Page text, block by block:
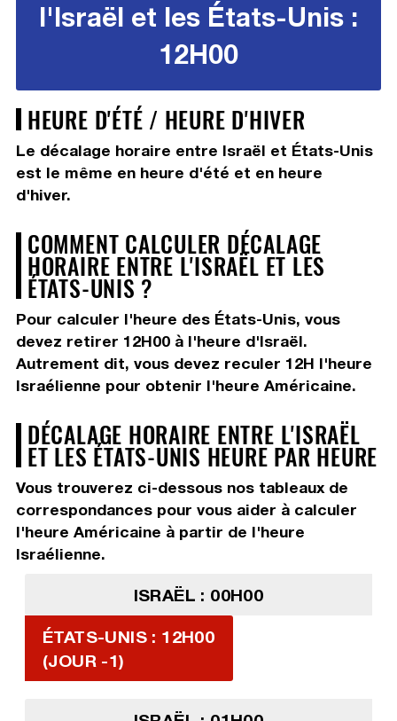
l'Israël et les États-Unis :
12H00
HEURE D'ÉTÉ / HEURE D'HIVER
Le décalage horaire entre Israël et États-Unis
est le même en heure d'été et en heure
d'hiver.
COMMENT CALCULER DÉCALAGE
HORAIRE ENTRE L'ISRAËL ET LES
ÉTATS-UNIS ?
Pour calculer l'heure des États-Unis, vous
devez retirer 12H00à l'heure d'Israël.
Autrement dit, vous devez reculer 12H l'heure
Israélienne pour obtenir l'heure Américaine.
DÉCALAGE HORAIRE ENTRE L'ISRAËL
ET LES ÉTATS-UNIS HEURE PAR HEURE
Vous trouverez ci-dessous nos tableaux de
correspondances pour vous aider à calculer
l'heure Américaine à partir de l'heure
Israélienne.
ISRAËL : 00H00
ÉTATS-UNIS : 12H00
(JOUR -1)